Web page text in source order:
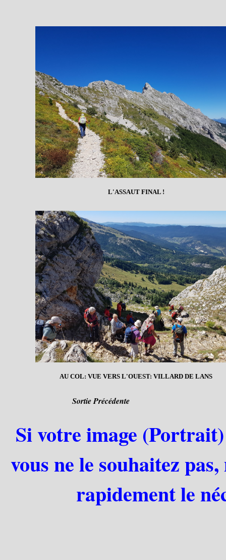
L'ASSAUT FINAL !
AU COL: VUE VERS L'OUEST: VILLARD DE LANS
Sortie Précédente
Si votre image
vous ne le souhaitez
rapidement le